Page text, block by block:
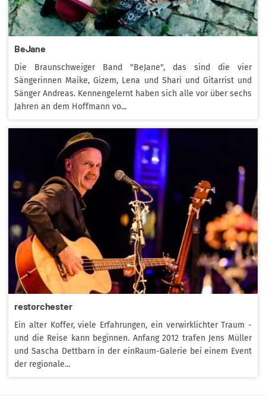
BeJane
Die Braunschweiger Band "BeJane", das sind die vier
Sängerinnen Maike, Gizem, Lena und Shari und Gitarrist und
Sänger Andreas. Kennengelernt haben sich alle vor über sechs
Jahren an dem Hoffmann vo...
restorchester
Ein alter Koffer, viele Erfahrungen, ein verwirklichter Traum -
und die Reise kann beginnen. Anfang 2012 trafen Jens Müller
und Sascha Dettbarn in der einRaum-Galerie bei einem Event
der regionale...